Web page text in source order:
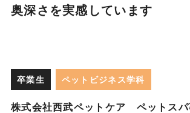
奥深さを実感しています
卒業生 ペットビジネス学科
株式会社西武ペットケア ペットスパ